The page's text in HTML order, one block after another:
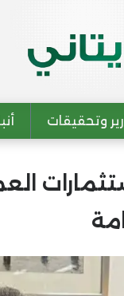
وتحقيقات